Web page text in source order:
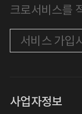
크로서비스를
서비스 가입
사업자정보